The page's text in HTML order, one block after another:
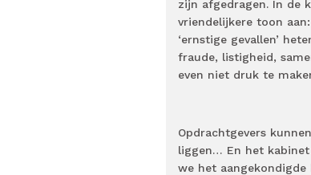
zijn afgedragen. In de
vriendelijkere toon
‘ernstige gevallen’
fraude, listigheid,
even niet druk te
Opdrachtgevers
liggen… En het
we het aangekondigde